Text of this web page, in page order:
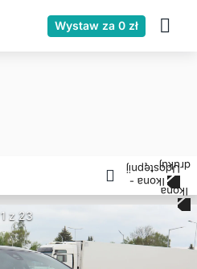
Wystaw za 0 zł
1 z 23